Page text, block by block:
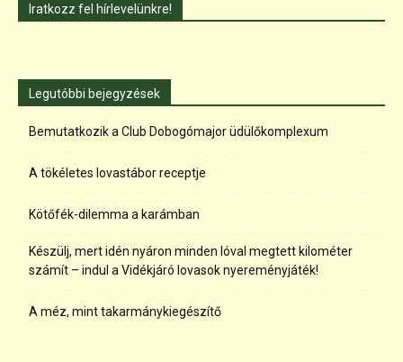
Iratkozz fel hírlevelünkre!
Legutóbbi bejegyzések
Bemutatkozik a Club Dobogómajor üdülőkomplexum
A tökéletes lovastábor receptje
Kötőfék-dilemma a karámban
Készülj, mert idén nyáron minden lóval megtett kilométer
számít – indul a Vidékjáró lovasok nyereményjáték!
A méz, mint takarmánykiegészítő